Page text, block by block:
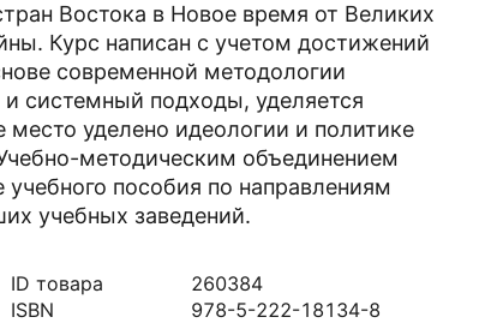
Востока в Новое время от Великих
Курс написан с учетом достижений
современной методологии
системный подходы, уделяется
уделено идеологии и политике
методическим объединением
пособия по направлениям
учебных заведений.
ID товара
260384
ISBN
978-5-222-18134-8